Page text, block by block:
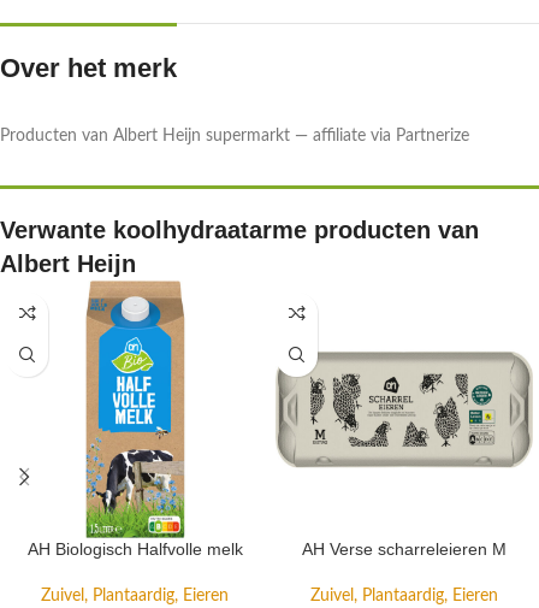
Over het merk
Producten van Albert Heijn supermarkt — affiliate via Partnerize
Verwante koolhydraatarme producten van
Albert Heijn
AH Biologisch Halfvolle melk
Zuivel, Plantaardig, Eieren
AH Verse scharreleieren M
Zuivel, Plantaardig, Eieren